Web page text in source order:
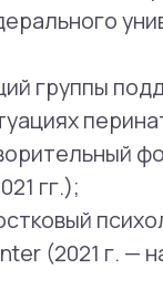
эмоциональное
поиск
я? Что я хочу? Чем
Каковы мои цели,
(синдром
ПРЛ